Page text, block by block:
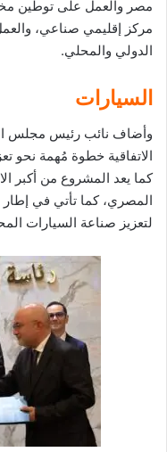
مصر والعمل على توطين
مركز إقليمي صناعي،
الدولي والمحلي.
السيارات
وأضاف نائب رئيس مجلس
الاتفاقية خطوة مُهمة نحو
كما يعد المشروع من أكبر
المصري، كما تأتي في إطار
لتعزيز صناعة السيارات